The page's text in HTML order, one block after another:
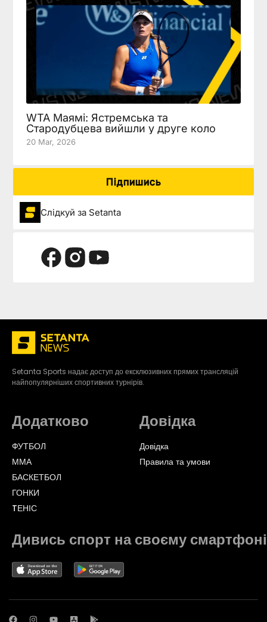
WTA Маямі: Ястремська та
Стародубцева вийшли у друге коло
20 Mar, 2026
Підпишись
Слідкуй за Setanta
Setanta Sports надає доступ до ексклюзивних прямих трансляцій
найпопулярніших спортивних турнірів.
Додатково
ФУТБОЛ
ММА
БАСКЕТБОЛ
ГОНКИ
TЕНІС
Довідка
Довідка
Правила та умови
Дивись спорт на своєму смартфоні